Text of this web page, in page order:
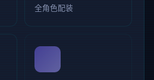
全角色配装